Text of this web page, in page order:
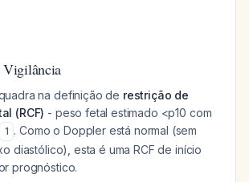
Vigilância
na definição de restrição de
(RCF) - peso fetal estimado <p10 com
1 . Como o Doppler está normal (sem
diastólico), esta é uma RCF de início
prognóstico.